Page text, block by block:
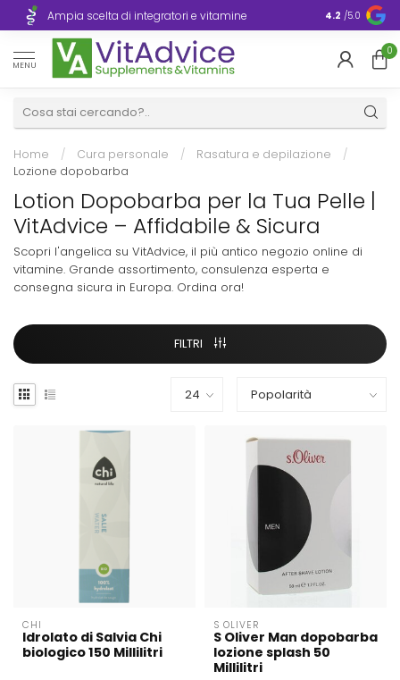
Ampia scelta di integratori e vitamine Consegna
Europa
4.2 /5.0
MENU
0
Home / Cura personale / Rasatura e depilazione
/
Lozione dopobarba
Lotion Dopobarba per la Tua Pelle |
VitAdvice – Affidabile & Sicura
Scopri l'angelica su VitAdvice, il più antico negozio online di
vitamine. Grande assortimento, consulenza esperta e
consegna sicura in Europa. Ordina ora!
FILTRI
CHI
Idrolato di Salvia Chi
biologico 150 Millilitri
S OLIVER
S Oliver Man dopobarba
lozione splash 50
Millilitri